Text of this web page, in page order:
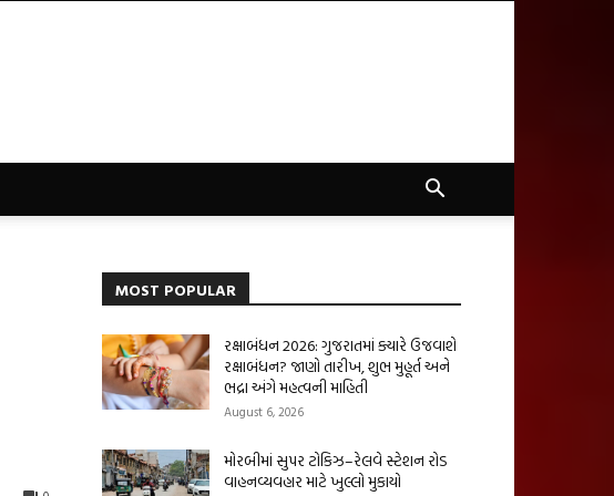
MOST POPULAR
રક્ષાબંધન 2026: ગુજરાતમાં ક્યારે ઉજવાશે
રક્ષાબંધન? જાણો તારીખ, શુભ મુહૂર્ત અને
ભદ્રા અંગે મહત્વની માહિતી
August 6, 2026
મોરબીમાં સુપર ટોકિઝ–રેલવે સ્ટેશન રોડ
વાહનવ્યવહાર માટે ખુલ્લો મુકાયો